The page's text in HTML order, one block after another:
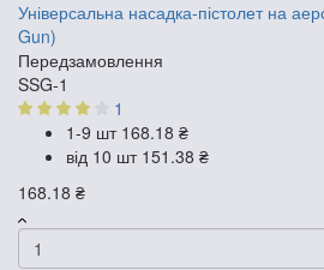
Універсальна насадка-пістолет на
Gun)
Передзамовлення
SSG-1
1
1-9 шт 168.18 ₴
від 10 шт 151.38 ₴
168.18 ₴